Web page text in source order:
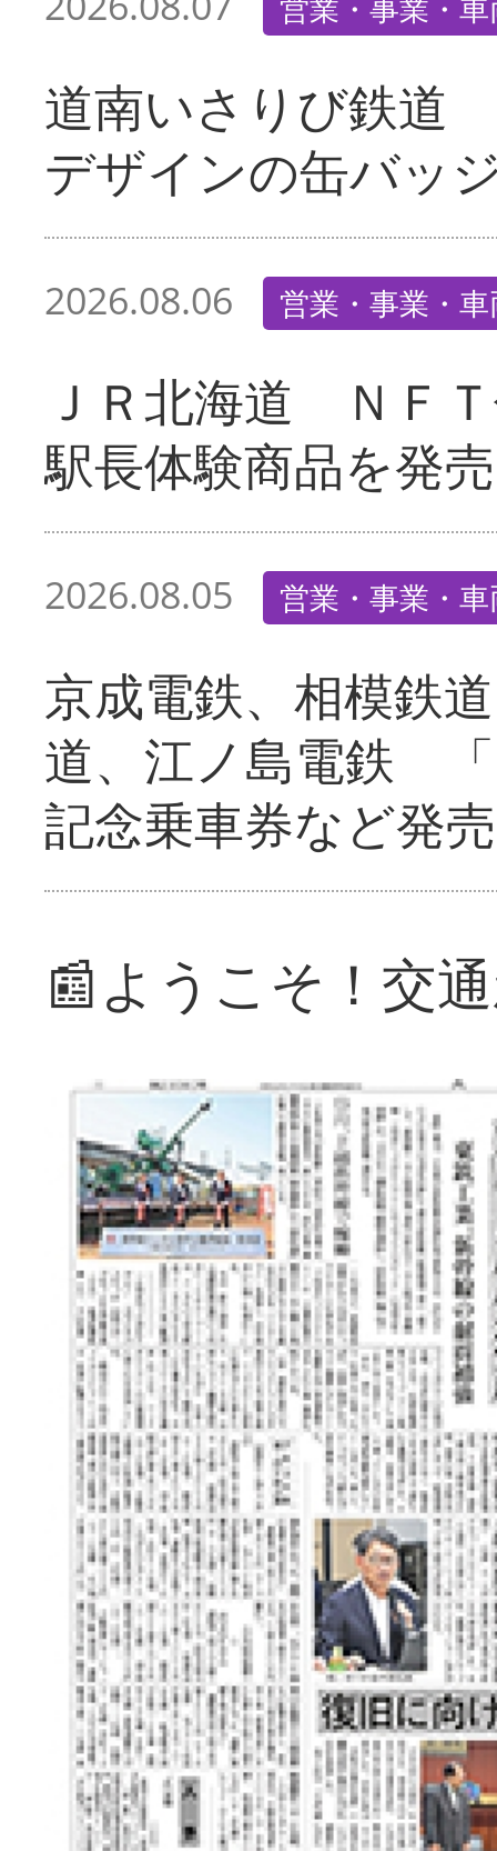
営業・事業・
道南いさりび鉄道
デザインの缶バッ
2026.08.06 営業・事業・
ＪＲ北海道 ＮＦ
駅長体験商品を発売
2026.08.05 営業・事業・
京成電鉄、相模鉄
道、江ノ島電鉄
記念乗車券など発売
📰ようこそ！交